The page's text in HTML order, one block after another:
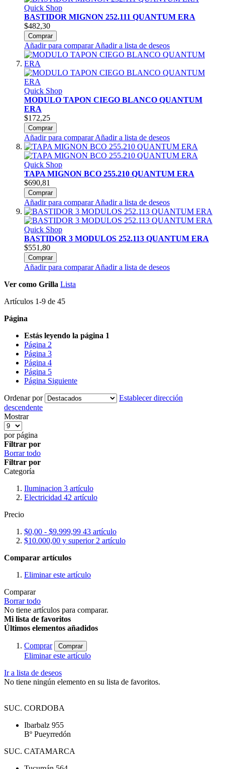
Quick Shop
BASTIDOR MIGNON 252.111 QUANTUM ERA
$482,30
Comprar
Añadir para comparar Añadir a lista de deseos
Quick Shop
MODULO TAPON CIEGO BLANCO QUANTUM
ERA
$172,25
Comprar
Añadir para comparar Añadir a lista de deseos
Quick Shop
TAPA MIGNON BCO 255.210 QUANTUM ERA
$690,81
Comprar
Añadir para comparar Añadir a lista de deseos
Quick Shop
BASTIDOR 3 MODULOS 252.113 QUANTUM ERA
$551,80
Comprar
Añadir para comparar Añadir a lista de deseos
Ver como Grilla Lista
Artículos 1-9 de 45
Página
Estás leyendo la página 1
Página 2
Página 3
Página 4
Página 5
Página Siguiente
Ordenar por
Establecer dirección
descendente
Mostrar
por página
Filtrar por
Borrar todo
Filtrar por
Categoría
Iluminacion 3 artículo
Electricidad 42 artículo
Precio
$0,00 - $9.999,99 43 artículo
$10.000,00 y superior 2 artículo
Comparar artículos
Eliminar este artículo
Comparar
Borrar todo
No tiene artículos para comparar.
Mi lista de favoritos
Últimos elementos añadidos
Comprar Comprar
Eliminar este artículo
Ir a lista de deseos
No tiene ningún elemento en su lista de favoritos.
SUC. CORDOBA
Ibarbalz 955
Bº Pueyrredón
SUC. CATAMARCA